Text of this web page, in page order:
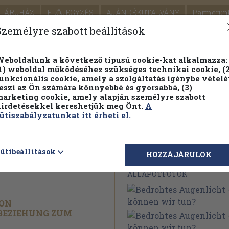
ELŐJEGYZÉS AJÁNDÉKUTALVÁNY
SEGÍTSÉG
PILLANATNYI ÁRAINK FENNTARTHATÓ
Részletes kereső Témaköri fa
- was
ZUM
Megvásárolható
ÁLLAPOTFOTÓK
szabott beállítások
a következő típusú cookie-kat alkalmazza:
weboldal működéséhez szükséges technikai cookie,
cookie, amely a szolgáltatás igénybe
az Ön számára könnyebbé és gyorsabbá, (3)
cookie, amely alapján személyre szabott
kereshetjük meg Önt. A
itt érheti el.
HOZZÁJÁRULOK